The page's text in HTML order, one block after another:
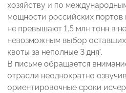
хозяйству и по
мощности российских портов
не превышают 1,5 млн тонн в
невозможным выбор
квоты за неполные 3 дня".
В письме обращается
отрасли неоднократно
ориентировочные сроки